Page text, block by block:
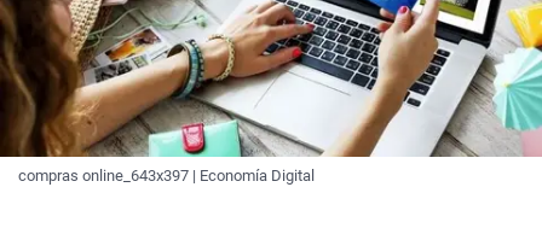
compras online_643x397 | Economía Digital